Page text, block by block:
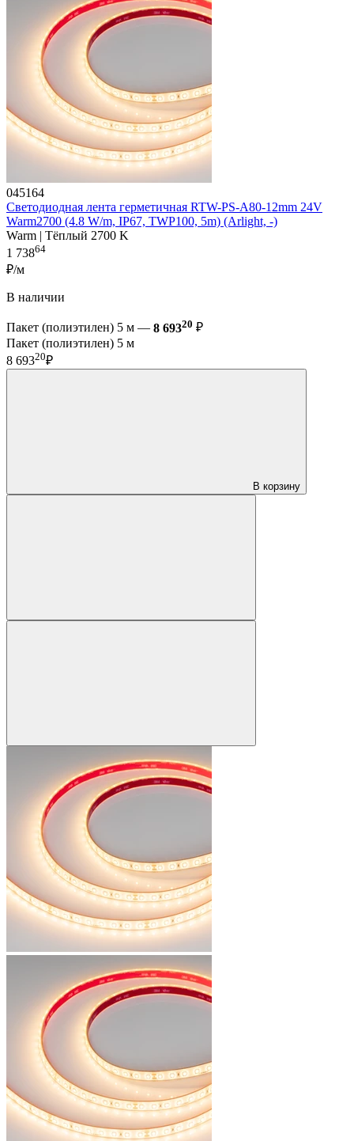
045164
Светодиодная лента герметичная RTW-PS-A80-12mm 24V
Warm2700 (4.8 W/m, IP67, TWP100, 5m) (Arlight, -)
Warm | Тёплый 2700 K
1 73864
₽/м
В наличии
Пакет (полиэтилен) 5 м — 8 69320 ₽
Пакет (полиэтилен) 5 м
8 69320₽
В корзину